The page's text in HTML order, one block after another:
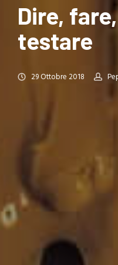
Dire,
testare
29 Ottobre 2018